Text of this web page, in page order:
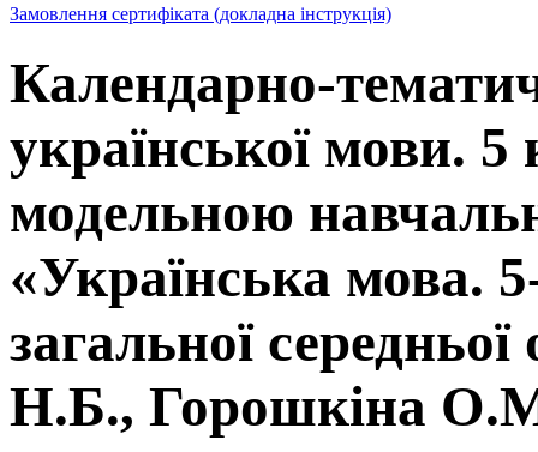
Замовлення сертифіката (докладна інструкція)
Календарно-
української мови.
модельною
«Українська мова.
загальної
Н.Б., Горошкіна